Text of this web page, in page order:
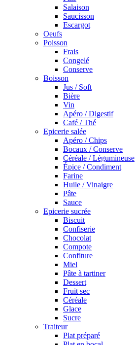
Salaison
Saucisson
Escargot
Oeufs
Poisson
Frais
Congelé
Conserve
Boisson
Jus / Soft
Bière
Vin
Apéro / Digestif
Café / Thé
Epicerie salée
Apéro / Chips
Bocaux / Conserve
Céréale / Légumineuse
Épice / Condiment
Farine
Huile / Vinaigre
Pâte
Sauce
Epicerie sucrée
Biscuit
Confiserie
Chocolat
Compote
Confiture
Miel
Pâte à tartiner
Dessert
Fruit sec
Céréale
Glace
Sucre
Traiteur
Plat préparé